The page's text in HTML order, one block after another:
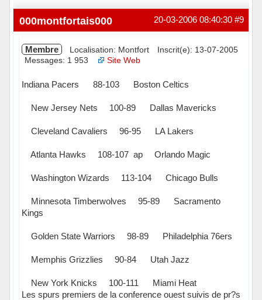
#9
20-03-2006 08:40:30
000montfortais000
Membre Localisation: Montfort
Inscrit(e): 13-07-2005
Messages: 1 953
Site Web
Indiana Pacers 88-103 Boston Celtics
New Jersey Nets 100-89 Dallas Mavericks
Cleveland Cavaliers 96-95 LA Lakers
Atlanta Hawks 108-107 ap Orlando Magic
Washington Wizards 113-104 Chicago Bulls
Minnesota Timberwolves 95-89 Sacramento
Kings
Golden State Warriors 98-89 Philadelphia 76ers
Memphis Grizzlies 90-84 Utah Jazz
New York Knicks 100-111 Miami Heat
Les spurs premiers de la conference ouest suivis de pr?s